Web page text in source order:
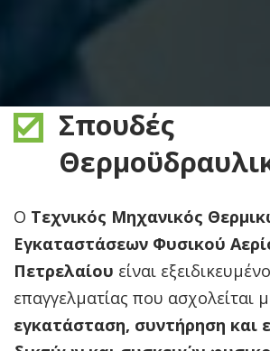
Σπουδές
Ο Τεχνικός Μηχανικός
Εγκαταστάσεων Φυσικού
Πετρελαίου είναι
επαγγελματίας που ασχολείται
εγκατάσταση, συντήρηση και